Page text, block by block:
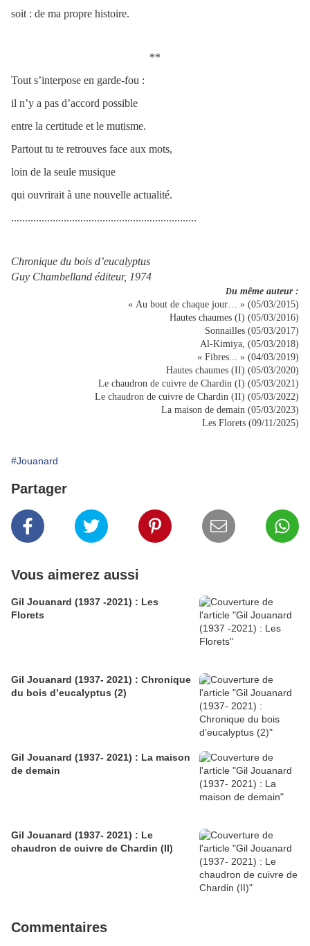
soit : de ma propre histoire.
**
Tout s’interpose en garde-fou :
il n’y a pas d’accord possible
entre la certitude et le mutisme.
Partout tu te retrouves face aux mots,
loin de la seule musique
qui ouvrirait à une nouvelle actualité.
...................................................................
Chronique du bois d’eucalyptus
Guy Chambelland éditeur, 1974
Du même auteur :
« Au bout de chaque jour… » (05/03/2015)
Hautes chaumes (I) (05/03/2016)
Sonnailles (05/03/2017)
Al-Kimiya, (05/03/2018)
« Fibres... » (04/03/2019)
Hautes chaumes (II) (05/03/2020)
Le chaudron de cuivre de Chardin (I) (05/03/2021)
Le chaudron de cuivre de Chardin (II) (05/03/2022)
La maison de demain (05/03/2023)
Les Florets (09/11/2025)
#Jouanard
Partager
Vous aimerez aussi
Gil Jouanard (1937 -2021) : Les
Florets
Gil Jouanard (1937- 2021) : Chronique
du bois d’eucalyptus (2)
Gil Jouanard (1937- 2021) : La maison
de demain
Gil Jouanard (1937- 2021) : Le
chaudron de cuivre de Chardin (II)
Commentaires